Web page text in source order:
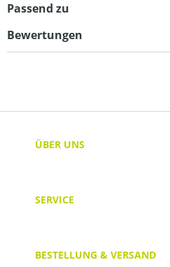
Passend zu
Bewertungen
ÜBER UNS
SERVICE
BESTELLUNG & VERSAND